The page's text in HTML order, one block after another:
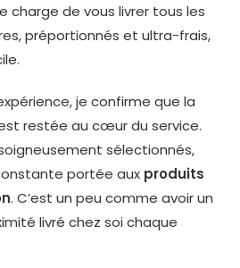
charge de vous livrer tous les
préportionnés et ultra-frais,
je confirme que la
restée au cœur du service.
sélectionnés,
portée aux produits
. C’est un peu comme avoir un
livré chez soi chaque